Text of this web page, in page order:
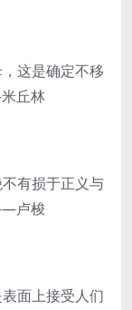
这是确定不移
丘林
有损于正义与
卢梭
面上接受人们